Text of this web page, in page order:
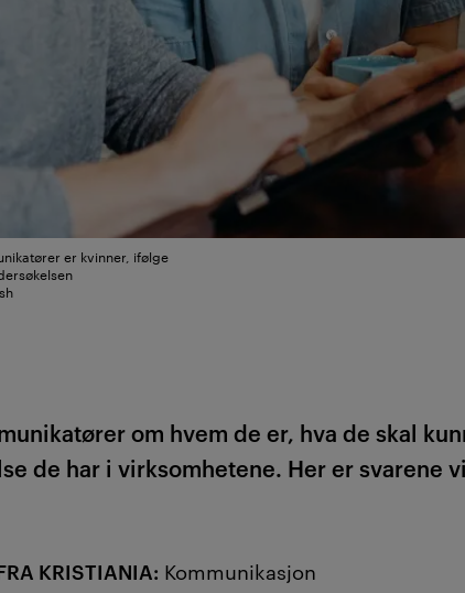
er kvinner, ifølge
om hvem de er, hva de skal
de har i virksomhetene. Her er svarene
KRISTIANIA: Kommunikasjon